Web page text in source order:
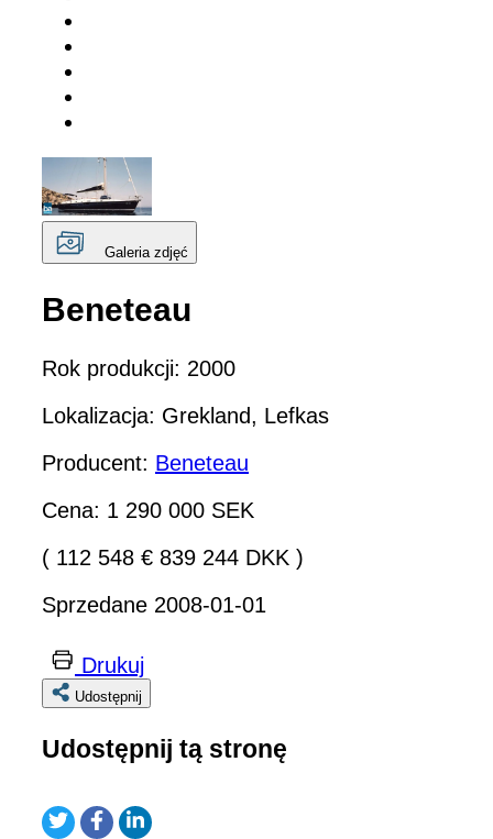
Galeria zdjęć
Beneteau
Rok produkcji: 2000
Lokalizacja: Grekland, Lefkas
Producent: Beneteau
Cena: 1 290 000 SEK
( 112 548 € 839 244 DKK )
Sprzedane 2008-01-01
Drukuj
Udostępnij
Udostępnij tą stronę